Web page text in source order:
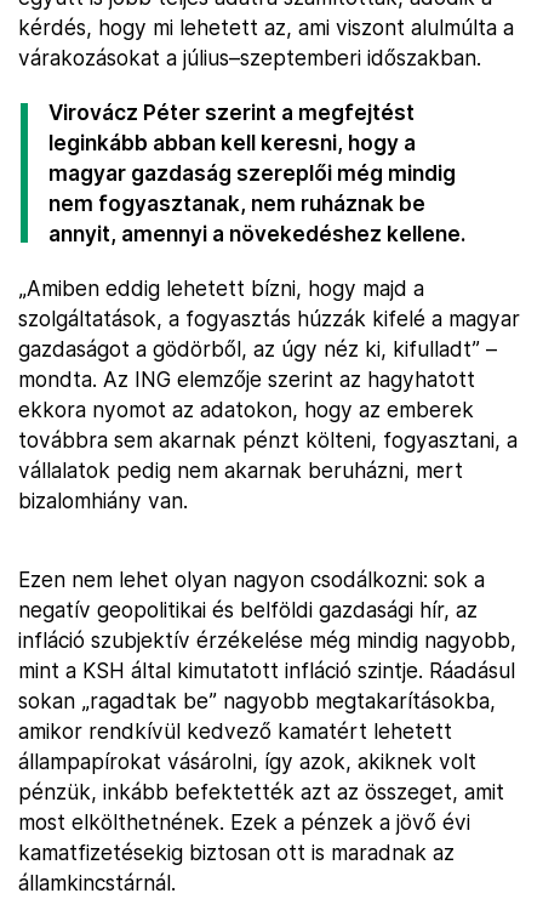
kérdés, hogy mi lehetett az, ami viszont alulmúlta a
várakozásokat a július–szeptemberi időszakban.
Virovácz Péter szerint a megfejtést
leginkább abban kell keresni, hogy a
magyar gazdaság szereplői még mindig
nem fogyasztanak, nem ruháznak be
annyit, amennyi a növekedéshez kellene.
„Amiben eddig lehetett bízni, hogy majd a
szolgáltatások, a fogyasztás húzzák kifelé a magyar
gazdaságot a gödörből, az úgy néz ki, kifulladt” –
mondta. Az ING elemzője szerint az hagyhatott
ekkora nyomot az adatokon, hogy az emberek
továbbra sem akarnak pénzt költeni, fogyasztani, a
vállalatok pedig nem akarnak beruházni, mert
bizalomhiány van.
Ezen nem lehet olyan nagyon csodálkozni: sok a
negatív geopolitikai és belföldi gazdasági hír, az
infláció szubjektív érzékelése még mindig nagyobb,
mint a KSH által kimutatott infláció szintje. Ráadásul
sokan „ragadtak be” nagyobb megtakarításokba,
amikor rendkívül kedvező kamatért lehetett
állampapírokat vásárolni, így azok, akiknek volt
pénzük, inkább befektették azt az összeget, amit
most elkölthetnének. Ezek a pénzek a jövő évi
kamatfizetésekig biztosan ott is maradnak az
államkincstárnál.